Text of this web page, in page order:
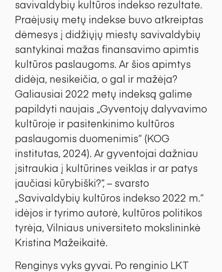
savivaldybių kultūros indekso rezultate.
Praėjusių metų indekse buvo atkreiptas
dėmesys į didžiųjų miestų savivaldybių
santykinai mažas finansavimo apimtis
kultūros paslaugoms. Ar šios apimtys
didėja, nesikeičia, o gal ir mažėja?
Galiausiai 2022 metų indeksą galime
papildyti naujais „Gyventojų dalyvavimo
kultūroje ir pasitenkinimo kultūros
paslaugomis duomenimis“ (KOG
institutas, 2024). Ar gyventojai dažniau
įsitraukia į kultūrines veiklas ir ar patys
jaučiasi kūrybiški?“, – svarsto
„Savivaldybių kultūros indekso 2022 m.“
idėjos ir tyrimo autorė, kultūros politikos
tyrėja, Vilniaus universiteto mokslininkė
Kristina Mažeikaitė.
Renginys vyks gyvai. Po renginio LKT